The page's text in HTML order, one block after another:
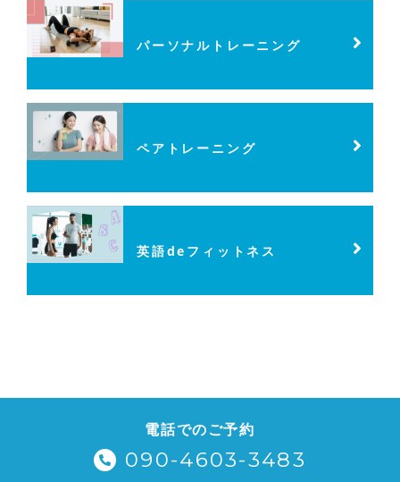
パーソナルトレーニング
ペアトレーニング
英語deフィットネス
電話でのご予約
090-4603-3483